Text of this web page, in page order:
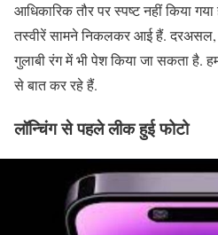
आधिकारिक तौर पर स्पष्ट नहीं किया
तस्वीरें सामने निकलकर आई हैं. दरअसल,
गुलाबी रंग में भी पेश किया जा सकता है.
से बात कर रहे हैं.
लॉन्चिंग से पहले लीक हुई फोटो